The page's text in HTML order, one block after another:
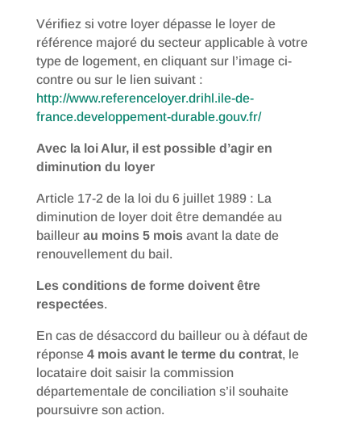
Vérifiez si votre loyer dépasse le loyer de
référence majoré du secteur applicable à votre
type de logement, en cliquant sur l’image ci-
contre ou sur le lien suivant :
http://www.referenceloyer.drihl.ile-de-
france.developpement-durable.gouv.fr/
Avec la loi Alur, il est possible d’agir en
diminution du loyer
Article 17-2 de la loi du 6 juillet 1989 : La
diminution de loyer doit être demandée au
bailleur au moins 5 moisavant la date de
renouvellement du bail.
Les conditions de forme doivent être
respectées.
En cas de désaccord du bailleur ou à défaut de
réponse 4 mois avant le terme du contrat, le
locataire doit saisir la commission
départementale de conciliation s’il souhaite
poursuivre son action.